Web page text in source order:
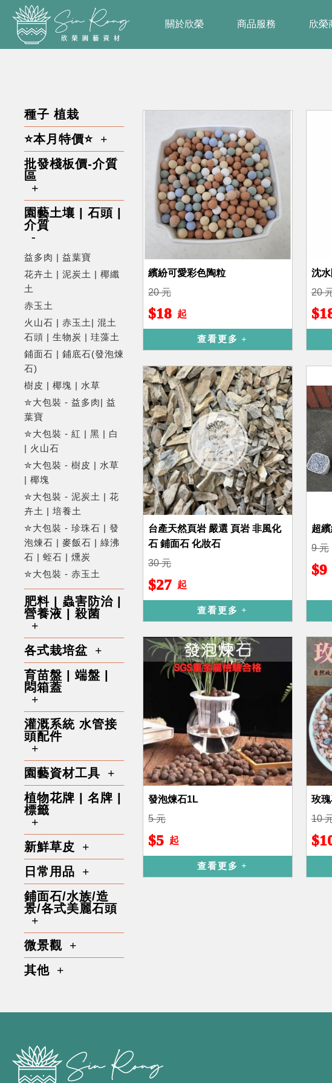
關於欣榮 商品服務 欣榮
種子 植栽
⭐本月特價⭐
批發棧板價-介質
區
園藝土壤 | 石頭 |
介質
益多肉 | 益葉寶
花卉土 | 泥炭土 | 椰纖
土
赤玉土
火山石 | 赤玉土| 混土
石頭 | 生物炭 | 珪藻土
鋪面石 | 鋪底石(發泡煉
石)
樹皮 | 椰塊 | 水草
✮大包裝 - 益多肉| 益
葉寶
✮大包裝 - 紅 | 黑 | 白
| 火山石
✮大包裝 - 樹皮 | 水草
| 椰塊
✮大包裝 - 泥炭土 | 花
卉土 | 培養土
✮大包裝 - 珍珠石 | 發
泡煉石 | 麥飯石 | 綠沸
石 | 蛭石 | 燻炭
✮大包裝 - 赤玉土
肥料 | 蟲害防治 |
營養液 | 殺菌
各式栽培盆
育苗盤 | 端盤 |
悶箱蓋
灌溉系統 水管接
頭配件
園藝資材工具
植物花牌 | 名牌 |
標籤
新鮮草皮
日常用品
鋪面石/水族/造
景/各式美麗石頭
微景觀
其他
繽紛可愛彩色陶粒
20 元
$18 起
查看更多
沈
20
台產天然頁岩 嚴選 頁岩 非風化
石 鋪面石 化妝石
30 元
$27 起
查看更多
超
9 元
$9
發泡煉石1L
5 元
$5 起
查看更多
玫
10